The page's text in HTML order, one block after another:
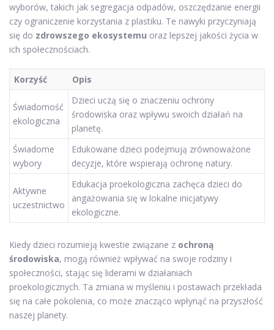
wyborów, takich jak segregacja odpadów, oszczędzanie energii
czy ograniczenie korzystania z plastiku. Te nawyki przyczyniają
się do zdrowszego ekosystemu oraz lepszej jakości życia w
ich społecznościach.
Korzyść Opis
Świadomość
ekologiczna
Dzieci uczą się o znaczeniu ochrony
środowiska oraz wpływu swoich działań na
planetę.
Świadome
wybory
Edukowane dzieci podejmują zrównoważone
decyzje, które wspierają ochronę natury.
Aktywne
uczestnictwo
Edukacja proekologiczna zachęca dzieci do
angażowania się w lokalne inicjatywy
ekologiczne.
Kiedy dzieci rozumieją kwestie związane z ochroną
środowiska, mogą również wpływać na swoje rodziny i
społeczności, stając się liderami w działaniach
proekologicznych. Ta zmiana w myśleniu i postawach przekłada
się na całe pokolenia, co może znacząco wpłynąć na przyszłość
naszej planety.